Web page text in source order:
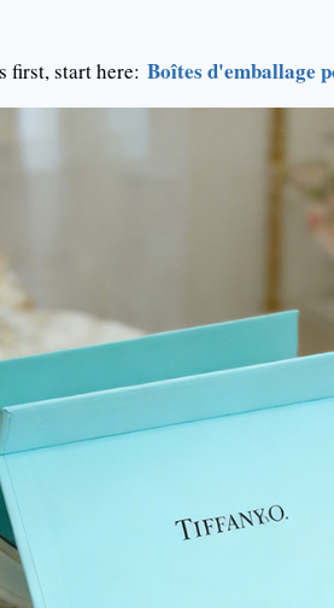
first, start here: Boîtes d'emballage